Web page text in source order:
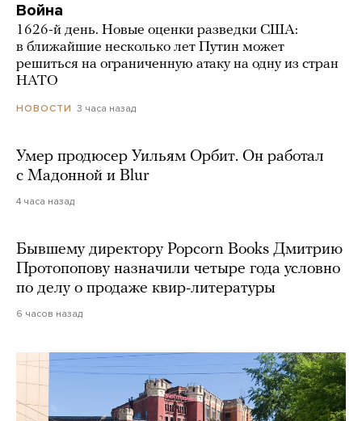
Война
1626-й день. Новые оценки разведки США:
в ближайшие несколько лет Путин может
решиться на ограниченную атаку на одну из стран
НАТО
НОВОСТИ 3 часа назад
Умер продюсер Уильям Орбит. Он работал
с Мадонной и Blur
4 часа назад
Бывшему директору Popcorn Books Дмитрию
Протопопову назначили четыре года условно
по делу о продаже квир-литературы
6 часов назад